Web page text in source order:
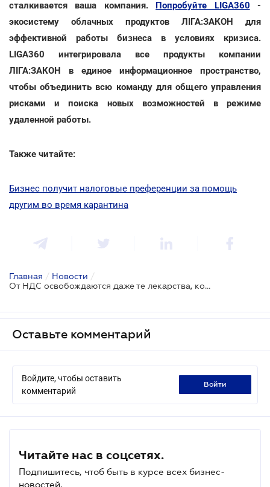
сталкивается ваша компания. Попробуйте LIGA360 -
экосистему облачных продуктов ЛІГА:ЗАКОН для
эффективной работы бизнеса в условиях кризиса.
LIGA360 интегрировала все продукты компании
ЛІГА:ЗАКОН в единое информационное пространство,
чтобы объединить всю команду для общего управления
рисками и поиска новых возможностей в режиме
удаленной работы.
Также читайте:
Бизнес получит налоговые преференции за помощь
другим во время карантина
Главная / Новости /
От НДС освобождаются даже те лекарства, которые ввезены до 17 марта
Оставьте комментарий
Войдите, чтобы оставить
комментарий
войти
Читайте нас в соцсетях.
Подпишитесь, чтоб быть в курсе всех бизнес-
новостей.